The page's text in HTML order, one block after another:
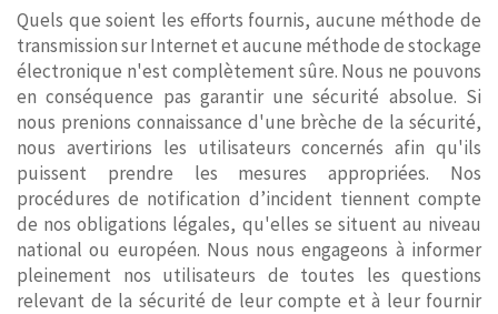
Quels que soient les efforts fournis, aucune méthode de
transmission sur Internet et aucune méthode de stockage
électronique n'est complètement sûre. Nous ne pouvons
en conséquence pas garantir une sécurité absolue. Si
nous prenions connaissance d'une brèche de la sécurité,
nous avertirions les utilisateurs concernés afin qu'ils
puissent prendre les mesures appropriées. Nos
procédures de notification d’incident tiennent compte
de nos obligations légales, qu'elles se situent au niveau
national ou européen. Nous nous engageons à informer
pleinement nos utilisateurs de toutes les questions
relevant de la sécurité de leur compte et à leur fournir